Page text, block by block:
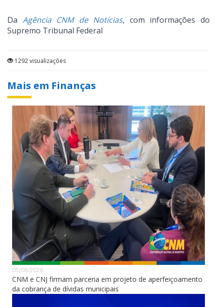
Da Agência CNM de Notícias, com informações do
Supremo Tribunal Federal
1292 visualizações
Mais em Finanças
05/08/2026
CNM e CNJ firmam parceria em projeto de aperfeiçoamento
da cobrança de dívidas municipais